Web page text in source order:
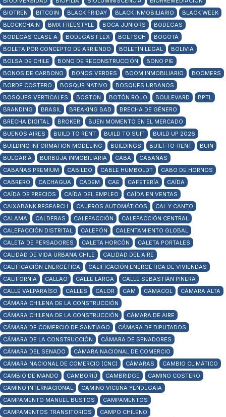
BIOTREN
BITCOIN BLACK FRIDAY BLACK INMOBILIARIO
BLACK WEEK
BLOCKCHAIN
BMX FREESTYLE BOCA JUNIORS
BODEGAS
BODEGAS CLASE A
BODEGAS FLEX BOETSCH
BOGOTÁ
BOLETA POR CONCEPTO DE ARRIENDO
BOLETÍN LEGAL
BOLIVIA
BOLSA DE CHILE
BONO DE RECONSTRUCCIÓN
BONO PIE
BONOS DE CARBONO
BONOS VERDES BOOM INMOBILIARIO
BOOMERS
BORDE COSTERO
BOSQUE NATIVO
BOSQUES URBANOS
BOSQUES VERTICALES
BOSTON BOTÓN ROJO BOULEVARD
BPTL
BRANDING
BRASIL BREAKING BAD
BRECHA DE GÉNERO
BRECHA DIGITAL
BROKER
BUEN MOMENTO EN EL MERCADO
BUENOS AIRES
BUILD TO RENT BUILD TO SUIT
BUILD UP 2026
BUILDING INFORMATION MODELING
BUILDINGS BUILT-TO-RENT
BUIN
BULGARIA
BURBUJA INMOBILIARIA CABA
CABAÑAS
CABAÑAS PREMIUM
CABILDO CABLE HUMBOLDT
CABO DE HORNOS
CABRERO
CACHAGUA CADEM CAE CAFETERÍA
CAÍDA
CAÍDA DE PRECIOS
CAÍDA DEL EMPLEO
CAÍDA EN VENTAS
CAIXABANK RESEARCH
CAJEROS AUTOMÁTICOS
CAL Y CANTO
CALAMA
CALDERAS CALEFACCIÓN
CALEFACCIÓN CENTRAL
CALEFACCIÓN DISTRITAL
CALEFÓN
CALENTAMIENTO GLOBAL
CALETA DE PERSADORES
CALETA HORCÓN
CALETA PORTALES
CALIDAD DE VIDA URBANA CHILE
CALIDAD DEL AIRE
CALIFICACIÓN ENERGÉTICA
CALIFICACIÓN ENERGÉTICA DE VIVIENDAS
CALIFORNIA
CALLAO CALLE LARGA
CALLE SEBASTIÁN PIÑERA
CALLE VALPARAÍSO
CALLES CALOR CAM CAMACOL
CÁMARA ALTA
CÁMARA CHILENA DE LA CONSTRUCCIÓN
CÁMARA CHILENA DE LA CONSTRUCCIÓN
CÁMARA DE AIRE
CÁMARA DE COMERCIO DE SANTIAGO
CÁMARA DE DIPUTADOS
CÁMARA DE LA CONSTRUCCIÓN
CÁMARA DE SENADORES
CÁMARA DEL SENADO
CÁMARA NACIONAL DE COMERCIO
CÁMARA NACIONAL DE COMERCIO (CNC)
CÁMARAS
CAMBIO CLIMÁTICO
CAMBIO DE MANDO
CAMBORIÚ CAMBRIDGE
CAMINO COSTERO
CAMINO INTERNACIONAL
CAMINO VICUÑA YENDEGAIA
CAMPAMENTO MANUEL BUSTOS
CAMPAMENTOS
CAMPAMENTOS TRANSITORIOS
CAMPO CHILENO